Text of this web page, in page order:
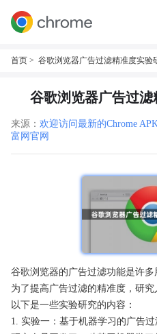
首页 > 谷歌浏览器广告过滤精准度实验
谷歌浏览器广告过
来源： 欢迎访问最新的Chrome
富网官网
谷歌浏览器的广告过滤功能是许多
为了提高广告过滤的精准度，研究
以下是一些实验研究的内容：
1. 实验一：基于机器学习的广告